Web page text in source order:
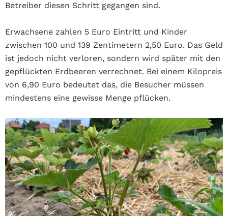
Betreiber diesen Schritt gegangen sind.
Erwachsene zahlen 5 Euro Eintritt und Kinder
zwischen 100 und 139 Zentimetern 2,50 Euro. Das Geld
ist jedoch nicht verloren, sondern wird später mit den
gepflückten Erdbeeren verrechnet. Bei einem Kilopreis
von 6,90 Euro bedeutet das, die Besucher müssen
mindestens eine gewisse Menge pflücken.